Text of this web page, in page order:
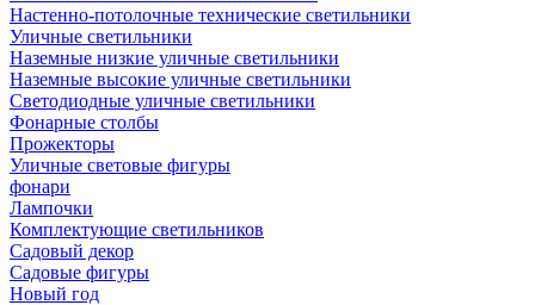
Настенно-потолочные технические светильники
Уличные светильники
Наземные низкие уличные светильники
Наземные высокие уличные светильники
Светодиодные уличные светильники
Фонарные столбы
Прожекторы
Уличные световые фигуры
фонари
Лампочки
Комплектующие светильников
Садовый декор
Садовые фигуры
Новый год